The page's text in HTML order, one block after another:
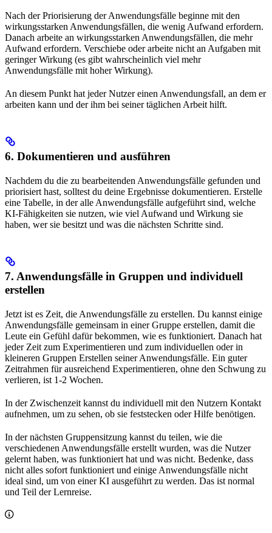
Nach der Priorisierung der Anwendungsfälle beginne mit den
wirkungsstarken Anwendungsfällen, die wenig Aufwand erfordern.
Danach arbeite an wirkungsstarken Anwendungsfällen, die mehr
Aufwand erfordern. Verschiebe oder arbeite nicht an Aufgaben mit
geringer Wirkung (es gibt wahrscheinlich viel mehr
Anwendungsfälle mit hoher Wirkung).
An diesem Punkt hat jeder Nutzer einen Anwendungsfall, an dem er
arbeiten kann und der ihm bei seiner täglichen Arbeit hilft.
6. Dokumentieren und ausführen
Nachdem du die zu bearbeitenden Anwendungsfälle gefunden und
priorisiert hast, solltest du deine Ergebnisse dokumentieren. Erstelle
eine Tabelle, in der alle Anwendungsfälle aufgeführt sind, welche
KI-Fähigkeiten sie nutzen, wie viel Aufwand und Wirkung sie
haben, wer sie besitzt und was die nächsten Schritte sind.
7. Anwendungsfälle in Gruppen und individuell
erstellen
Jetzt ist es Zeit, die Anwendungsfälle zu erstellen. Du kannst einige
Anwendungsfälle gemeinsam in einer Gruppe erstellen, damit die
Leute ein Gefühl dafür bekommen, wie es funktioniert. Danach hat
jeder Zeit zum Experimentieren und zum individuellen oder in
kleineren Gruppen Erstellen seiner Anwendungsfälle. Ein guter
Zeitrahmen für ausreichend Experimentieren, ohne den Schwung zu
verlieren, ist 1-2 Wochen.
In der Zwischenzeit kannst du individuell mit den Nutzern Kontakt
aufnehmen, um zu sehen, ob sie feststecken oder Hilfe benötigen.
In der nächsten Gruppensitzung kannst du teilen, wie die
verschiedenen Anwendungsfälle erstellt wurden, was die Nutzer
gelernt haben, was funktioniert hat und was nicht. Bedenke, dass
nicht alles sofort funktioniert und einige Anwendungsfälle nicht
ideal sind, um von einer KI ausgeführt zu werden. Das ist normal
und Teil der Lernreise.